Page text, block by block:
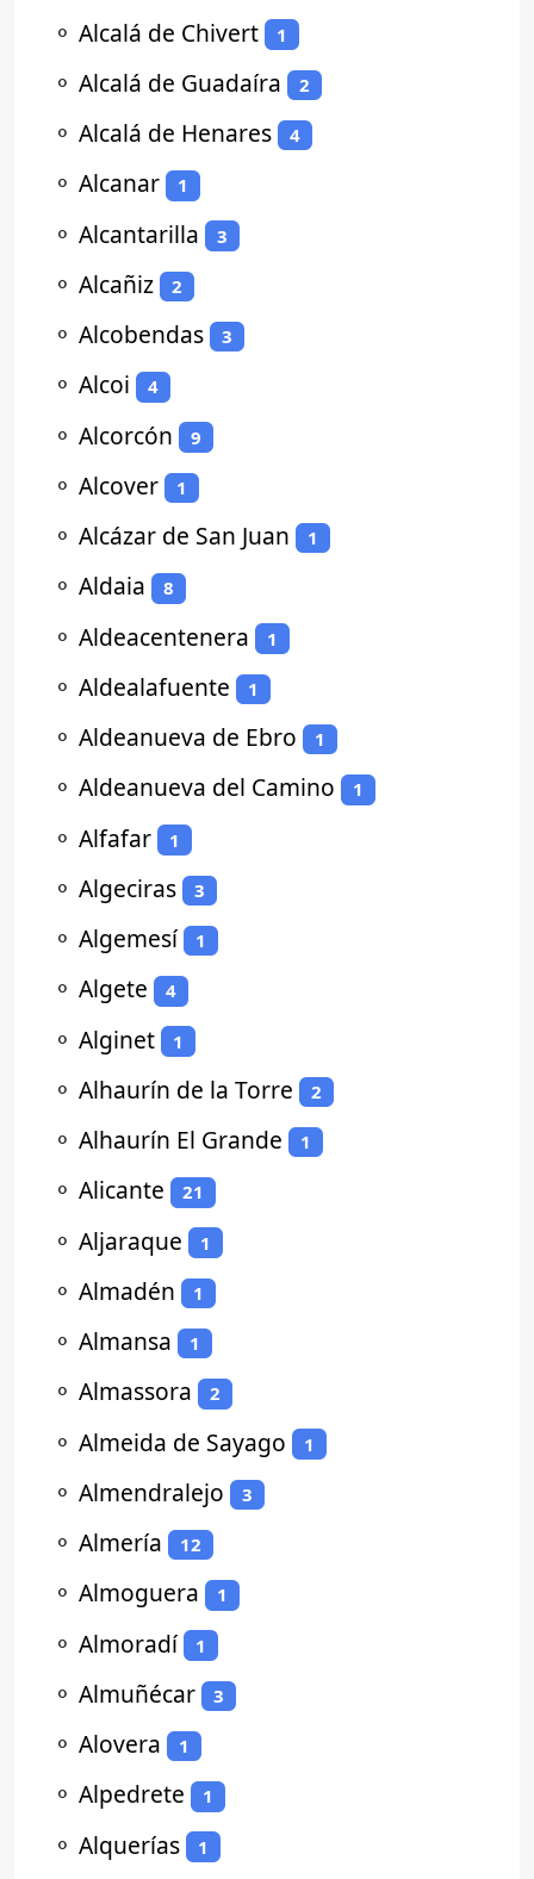
⚬ Alcalá de Chivert 1
⚬ Alcalá de Guadaíra 2
⚬ Alcalá de Henares 4
⚬ Alcanar 1
⚬ Alcantarilla 3
⚬ Alcañiz 2
⚬ Alcobendas 3
⚬ Alcoi 4
⚬ Alcorcón 9
⚬ Alcover 1
⚬ Alcázar de San Juan 1
⚬ Aldaia 8
⚬ Aldeacentenera 1
⚬ Aldealafuente 1
⚬ Aldeanueva de Ebro 1
⚬ Aldeanueva del Camino 1
⚬ Alfafar 1
⚬ Algeciras 3
⚬ Algemesí 1
⚬ Algete 4
⚬ Alginet 1
⚬ Alhaurín de la Torre 2
⚬ Alhaurín El Grande 1
⚬ Alicante 21
⚬ Aljaraque 1
⚬ Almadén 1
⚬ Almansa 1
⚬ Almassora 2
⚬ Almeida de Sayago 1
⚬ Almendralejo 3
⚬ Almería 12
⚬ Almoguera 1
⚬ Almoradí 1
⚬ Almuñécar 3
⚬ Alovera 1
⚬ Alpedrete 1
⚬ Alquerías 1